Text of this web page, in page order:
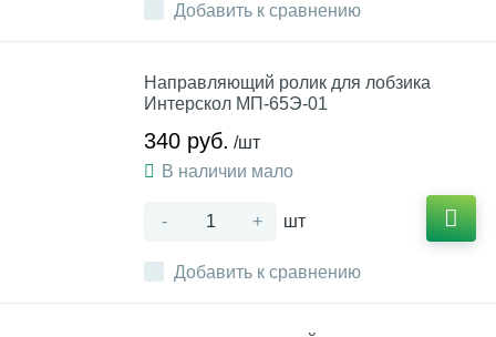
Добавить к сравнению
Направляющий ролик для лобзика
Интерскол МП-65Э-01
340 руб. /шт
В наличии мало
- + шт
Добавить к сравнению